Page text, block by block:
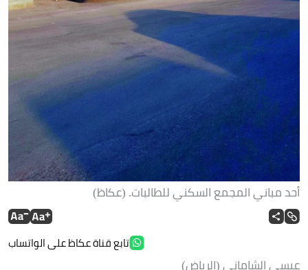
أحد مباني المجمع السكني للطالبات. (عكاظ)
تابع قناة عكاظ على الواتساب
عيسى الشاماني (الرياض)